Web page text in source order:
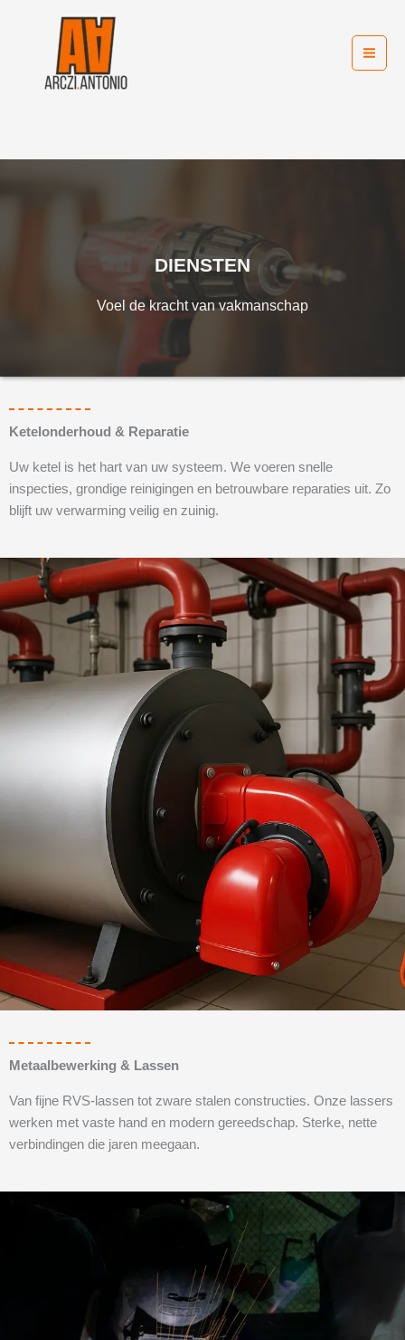
DIENSTEN
Voel de kracht van vakmanschap
Ketelonderhoud & Reparatie
Uw ketel is het hart van uw systeem. We voeren snelle
inspecties, grondige reinigingen en betrouwbare reparaties uit. Zo
blijft uw verwarming veilig en zuinig.
Metaalbewerking & Lassen
Van fijne RVS-lassen tot zware stalen constructies. Onze lassers
werken met vaste hand en modern gereedschap. Sterke, nette
verbindingen die jaren meegaan.